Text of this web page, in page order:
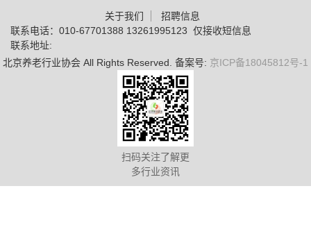
关于我们
招聘信息
联系电话：010-67701388 13261995123 仅接收短信息
联系地址:
北京养老行业协会 All Rights Reserved. 备案号: 京ICP备18045812号-1
扫码关注了解更
多行业资讯